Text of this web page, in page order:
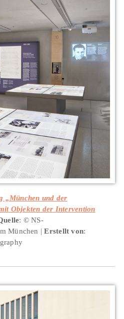
„München und der
Objekten der Intervention
: © NS-
München
Erstellt von: